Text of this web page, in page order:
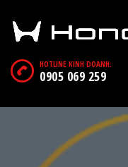
HOTLINE KINH DOANH:
0905 069 259